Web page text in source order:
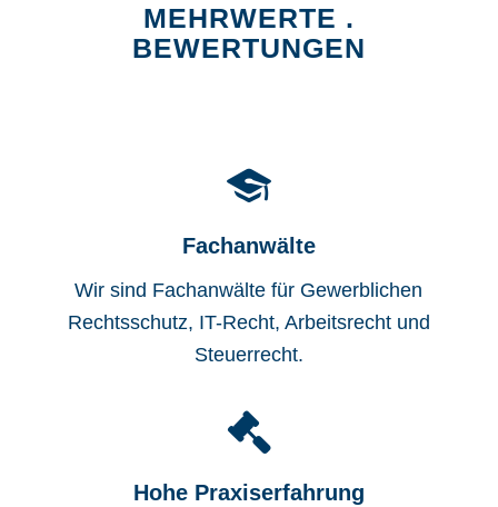
MEHRWERTE .
BEWERTUNGEN
Fachanwälte
Wir sind Fachanwälte für Gewerblichen
Rechtsschutz, IT-Recht, Arbeitsrecht und
Steuerrecht.
Hohe Praxiserfahrung